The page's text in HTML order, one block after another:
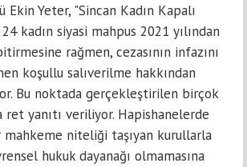
Ekin Yeter, "Sincan Kadın Kapalı
kadın siyasi mahpus 2021 yılından
rağmen, cezasının infazını
koşullu salıverilme hakkından
Bu noktada gerçekleştirilen birçok
ret yanıtı veriliyor. Hapishanelerde
niteliği taşıyan kurullarla
hukuk dayanağı olmamasına